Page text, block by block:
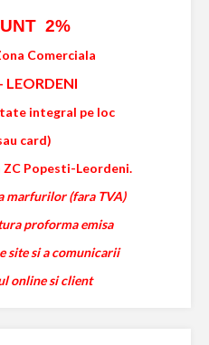
2%
Comerciala
- LEORDENI
integral pe loc
card)
Popesti-Leordeni.
marfurilor (fara TVA)
proforma emisa
site si a comunicarii
online si client